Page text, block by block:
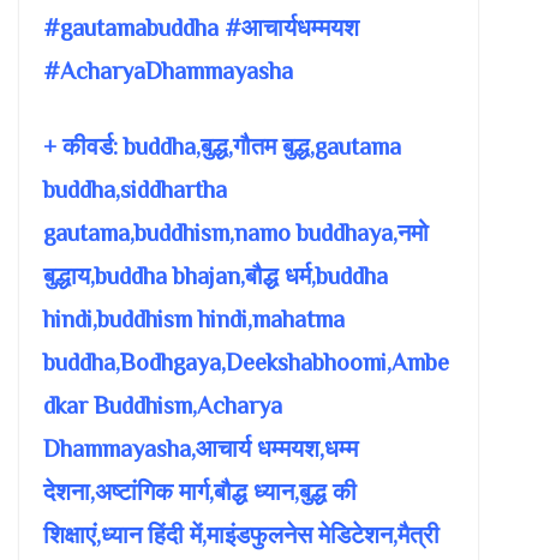
#gautamabuddha #आचार्यधम्मयश
#AcharyaDhammayasha
+ कीवर्ड: buddha,बुद्ध,गौतम बुद्ध,gautama
buddha,siddhartha
gautama,buddhism,namo buddhaya,नमो
बुद्धाय,buddha bhajan,बौद्ध धर्म,buddha
hindi,buddhism hindi,mahatma
buddha,Bodhgaya,Deekshabhoomi,Ambe
dkar Buddhism,Acharya
Dhammayasha,आचार्य धम्मयश,धम्म
देशना,अष्टांगिक मार्ग,बौद्ध ध्यान,बुद्ध की
शिक्षाएं,ध्यान हिंदी में,माइंडफुलनेस मेडिटेशन,मैत्री